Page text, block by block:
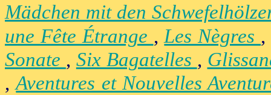
Mädchen mit den
une Fête Étrange ,Les Nègres ,
Sonate , Six Bagatelles ,
,Aventures et Nouvelles